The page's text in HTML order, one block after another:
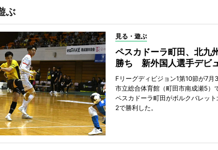
ぶ
見る・遊ぶ
ペスカドーラ町田、北九
勝ち 新外国人選手デビ
Fリーグディビジョン1第10節が7月
市立総合体育館（町田市南成瀬5）
ペスカドーラ町田がボルクバレッ
2で勝利した。